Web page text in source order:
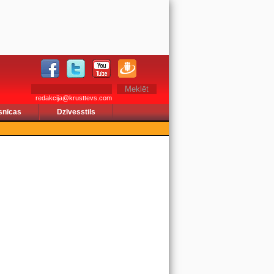
redakcija@krusttevs.com
Dzīvesstils